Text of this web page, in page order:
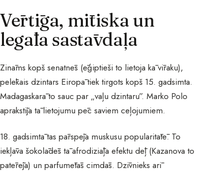
Vērtīga, mītiska un
legāla sastāvdaļa
Zināms kopš senatnēs (ēģiptieši to lietoja kā vīraku),
pelēkais dzintars Eiropā tiek tirgots kopš 15. gadsimta.
Madagaskarā to sauc par „vaļu dzintaru”. Marko Polo
aprakstīja tā lietojumu pēc saviem ceļojumiem.
18. gadsimtā tas pārspēja muskusu popularitātē. To
iekļāva šokolādēs tā afrodiziāļa efektu dēļ (Kazanova to
patērēja) un parfumētās cimdās. Dzīvnieks arī